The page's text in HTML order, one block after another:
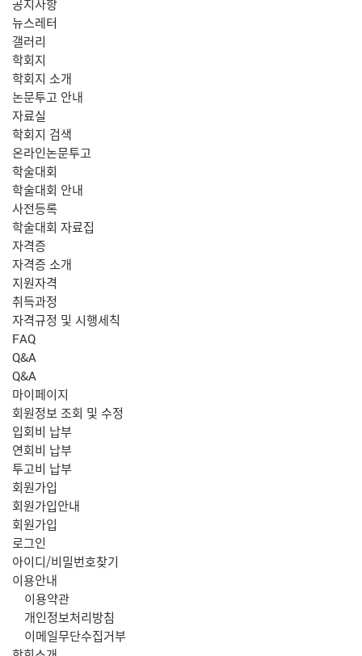
뉴스레터
갤러리
학회지
학회지 소개
논문투고 안내
자료실
학회지 검색
온라인논문투고
학술대회
학술대회 안내
사전등록
학술대회 자료집
자격증
자격증 소개
지원자격
취득과정
자격규정 및 시행세칙
FAQ
Q&A
Q&A
마이페이지
회원정보 조회 및 수정
입회비 납부
연회비 납부
투고비 납부
회원가입
회원가입안내
회원가입
로그인
아이디/비밀번호찾기
주
뉴
이용안내
이용약관
개인정보처리방침
이메일무단수집거부